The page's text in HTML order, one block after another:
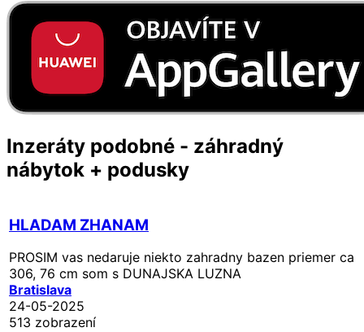
Inzeráty podobné - záhradný
nábytok + podusky
HLADAM ZHANAM
PROSIM vas nedaruje niekto zahradny bazen priemer ca
306, 76 cm som s DUNAJSKA LUZNA
Bratislava
24-05-2025
513 zobrazení